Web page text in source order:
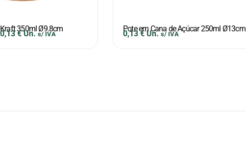
350ml Ø9.8cm
0,13€ Un. s/ IVA
Pote em Cana de Açúcar 250ml Ø13cm
0,13€ Un. s/ IVA